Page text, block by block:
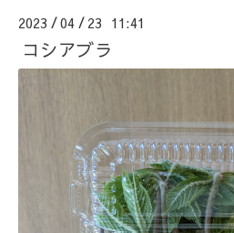
2023 /04 / 23 11:41
コシアブラ